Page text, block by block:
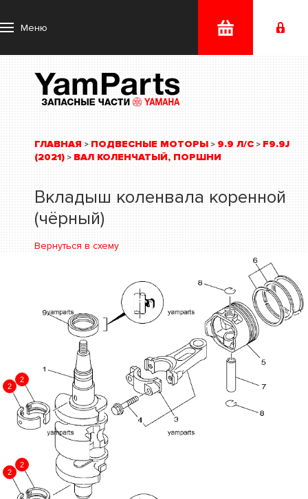
Меню
ГЛАВНАЯ > ПОДВЕСНЫЕ МОТОРЫ > 9.9 Л/С > F9.9J
(2021) > ВАЛ КОЛЕНЧАТЫЙ, ПОРШНИ
Вкладыш коленвала коренной
(чёрный)
Вернуться в схему
2
2
2
2